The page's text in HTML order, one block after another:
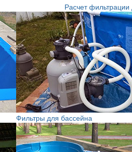
Расчет фильтрации
Фильтры для бассейна